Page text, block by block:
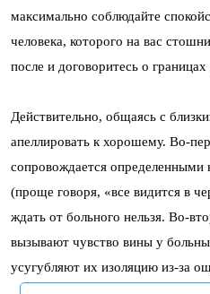
максимально соблюдайте
человека, которого на вас
после и договоритесь о
Действительно, общаясь с
апеллировать к хорошему. Во-
сопровождается определенными
(проще говоря, «все видится в
ждать от больного нельзя. Во-
вызывают чувство вины у
усугубляют их изоляцию из-за